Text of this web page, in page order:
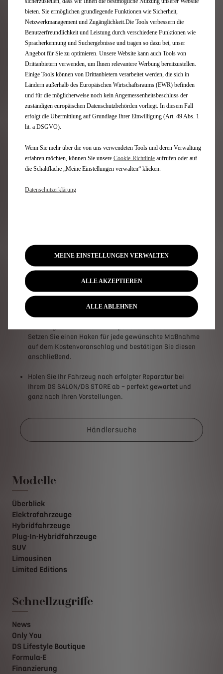
Nach der Wartung mit den gewählten Eingriffen können
Sie Ihr Fahrzeug einfach abholen.
Geben Sie Ihr Fahrzeug bei Ihrem DS SALON/DS STORE
erhalten Sie ganz bequem per E-Mail oder SMS einen
digitalen Befund mit allen wichtigen Informationen zum
Reparaturumfang und zu den voraussichtlichen Kosten.
Setzen Sie einen Haken für jede gewünschte Maßnahme
auf dem Kostenvoranschlag und bestätigen Sie diesen
anschließend.
Holen Sie Ihr Fahrzeug nach erfolgter Reparatur bei
Ihrem DS SALON/DS STORE ab – perfekt gewartet und
ganz nach Ihren Vorstellungen.
Händlersuche
Modelle
Überblick
Elektrofahrzeuge
Hybridfahrzeuge
Plug-In-Hybridfahrzeuge
SUV
Limousinen
Limited Editions
Schnellzugriffe
News
Only You
DS Lifestyle Boutique
Formula-E
Finanzierung
bieten. Sie ermöglichen grundlegende Funktionen wie Sicherheit,
Netzwerkmanagement und Zugänglichkeit.Die Tools verbessern die
Benutzerfreundlichkeit und Leistung durch verschiedene Funktionen wie
Spracherkennung und Suchergebnisse und tragen so dazu bei, unser
Angebot für Sie zu optimieren. Unsere Website kann auch Tools von
Drittanbietern verwenden, um Ihnen relevantere Werbung bereitzustellen.
Einige Tools können von Drittanbietern verarbeitet werden, die sich in
Ländern außerhalb des Europäischen Wirtschaftsraums (EWR) befinden
und für die möglicherweise noch kein Angemessenheitsbeschluss der
zuständigen europäischen Datenschutzbehörden vorliegt. In diesem Fall
erfolgt die Übermittlung auf Grundlage Ihrer Einwilligung (Art. 49 Abs. 1
lit. a DSGVO).
Wenn Sie mehr über die von uns verwendeten Tools und deren Verwaltung
erfahren möchten, können Sie unsere Cookie‑Richtlinie aufrufen oder auf
die Schaltfläche „Meine Einstellungen verwalten“ klicken.
Datenschutzerklärung
MEINE EINSTELLUNGEN VERWALTEN
ALLE AKZEPTIEREN
ALLE ABLEHNEN